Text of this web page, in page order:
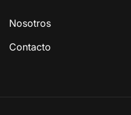
Nosotros
Contacto